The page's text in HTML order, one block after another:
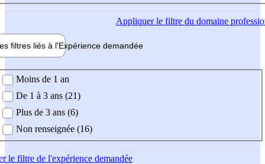
Appliquerle filtre du domaine
filtres liés à l'Expérience demandée
demandée
Moins de 1 an
De 1 à 3 ans (21)
Plus de 3 ans (6)
Non renseignée (16)
le filtre de l'expérience demandée